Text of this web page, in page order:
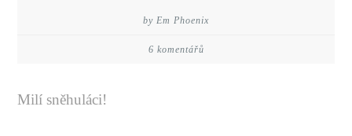
by Em Phoenix
6 komentářů
Milí sněhuláci!